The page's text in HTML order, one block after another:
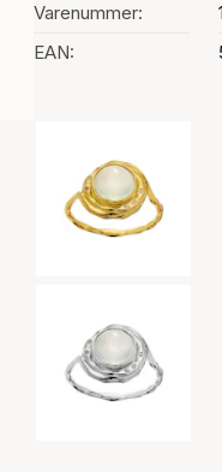
Varenummer:
EAN: